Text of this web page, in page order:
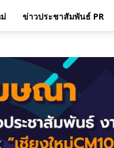
ข่าวประชาสัมพันธ์ PR